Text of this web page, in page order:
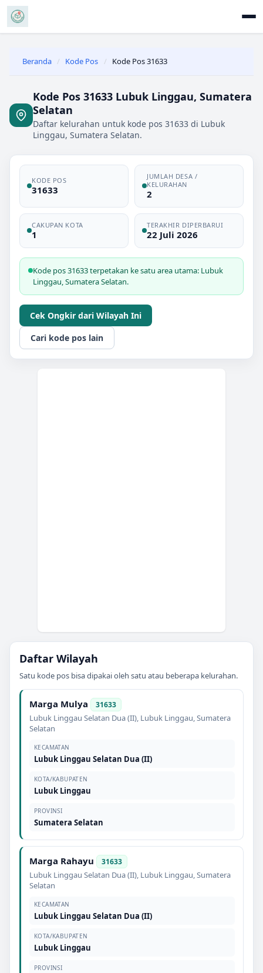
Beranda / Kode Pos / Kode Pos 31633
Kode Pos 31633 Lubuk Linggau, Sumatera
Selatan
Daftar kelurahan untuk kode pos 31633 di Lubuk
Linggau, Sumatera Selatan.
KODE POS
31633
JUMLAH DESA /
KELURAHAN
2
CAKUPAN KOTA
1
TERAKHIR DIPERBARUI
22 Juli 2026
Kode pos 31633 terpetakan ke satu area utama: Lubuk
Linggau, Sumatera Selatan.
Cek Ongkir dari Wilayah Ini
Cari kode pos lain
Daftar Wilayah
Satu kode pos bisa dipakai oleh satu atau beberapa kelurahan.
Marga Mulya 31633
Lubuk Linggau Selatan Dua (II), Lubuk Linggau,Sumatera
Selatan
KECAMATAN
Lubuk Linggau Selatan Dua (II)
KOTA/KABUPATEN
Lubuk Linggau
PROVINSI
Sumatera Selatan
Marga Rahayu 31633
Lubuk Linggau Selatan Dua (II), Lubuk Linggau,Sumatera
Selatan
KECAMATAN
Lubuk Linggau Selatan Dua (II)
KOTA/KABUPATEN
Lubuk Linggau
PROVINSI